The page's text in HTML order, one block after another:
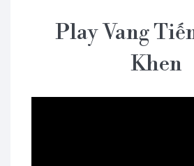
Play Vang
Khen